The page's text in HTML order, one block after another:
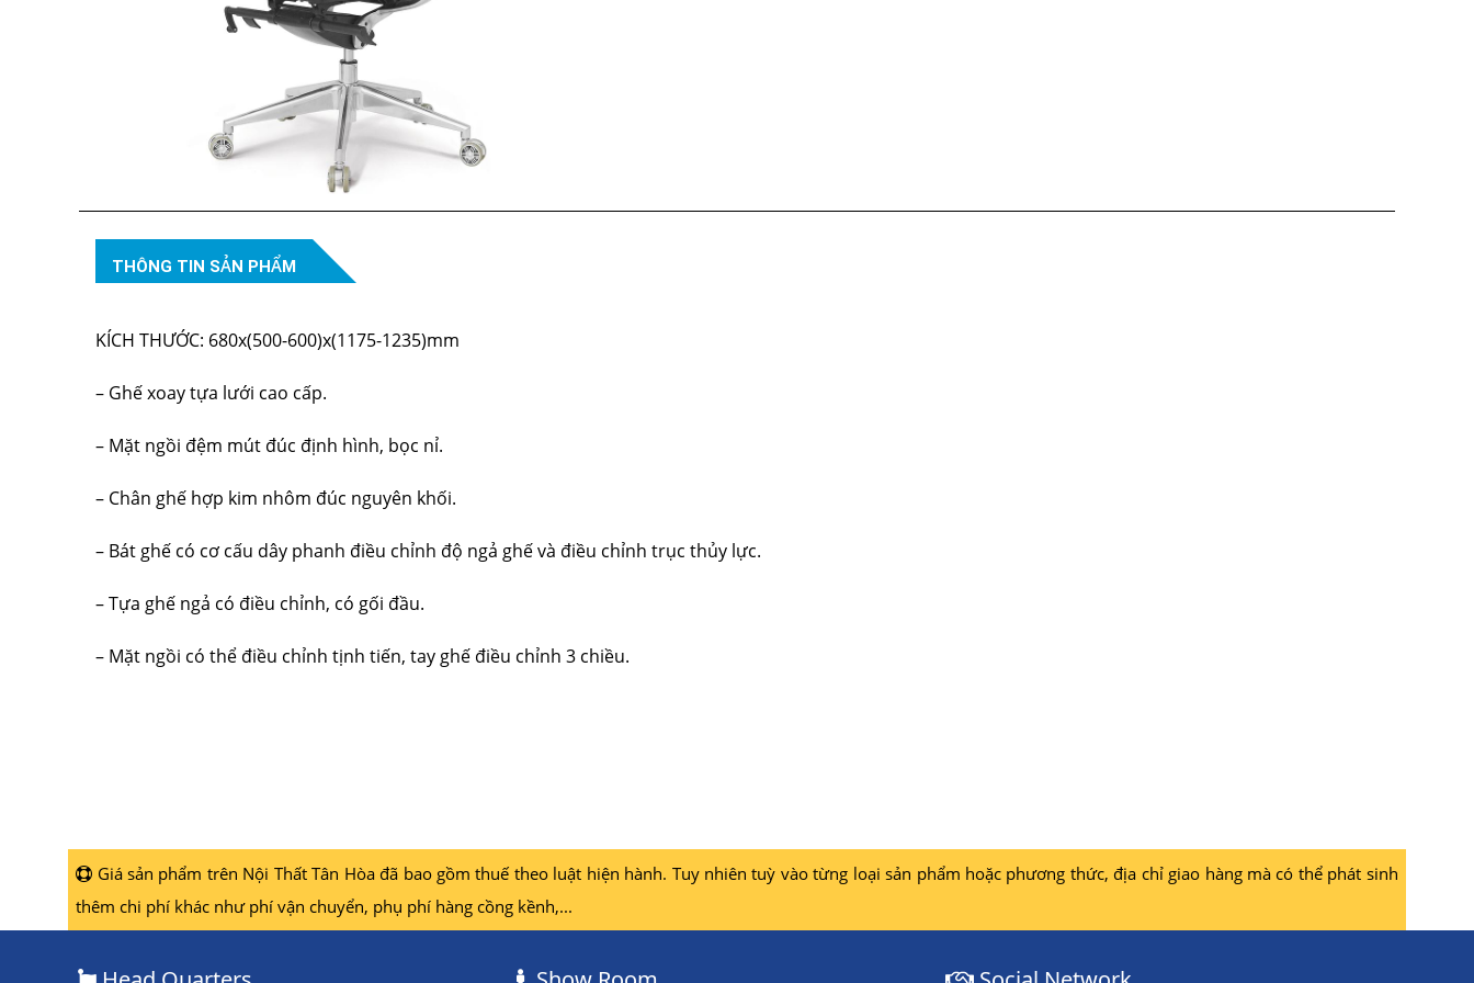
THÔNG TIN SẢN PHẨM
KÍCH THƯỚC: 680x(500-600)x(1175-1235)mm
– Ghế xoay tựa lưới cao cấp.
– Mặt ngồi đệm mút đúc định hình, bọc nỉ.
– Chân ghế hợp kim nhôm đúc nguyên khối.
– Bát ghế có cơ cấu dây phanh điều chỉnh độ ngả ghế và điều chỉnh trục thủy lực.
– Tựa ghế ngả có điều chỉnh, có gối đầu.
– Mặt ngồi có thể điều chỉnh tịnh tiến, tay ghế điều chỉnh 3 chiều.
Giá sản phẩm trên Nội Thất Tân Hòa đã bao gồm thuế theo luật hiện hành. Tuy nhiên tuỳ vào từng loại sản phẩm hoặc phương thức, địa chỉ giao hàng mà có thể phát sinh
thêm chi phí khác như phí vận chuyển, phụ phí hàng cồng kềnh,...